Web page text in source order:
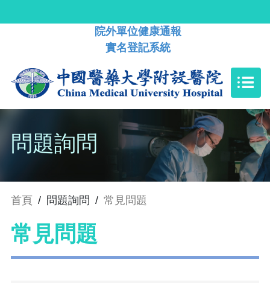
院外單位健康通報
實名登記系統
問題詢問
首頁 / 問題詢問 / 常見問題
常見問題